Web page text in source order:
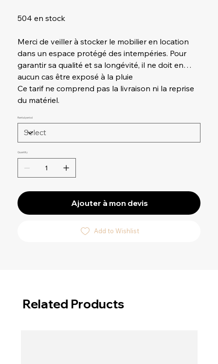
504 en stock
Merci de veiller à stocker le mobilier en location
dans un espace protégé des intempéries. Pour
garantir sa qualité et sa longévité, il ne doit en
aucun cas être exposé à la pluie
Ce tarif ne comprend pas la livraison ni la reprise
du matériel.
Rental period
Quantity
Ajouter à mon devis
Add to Wishlist
Related Products